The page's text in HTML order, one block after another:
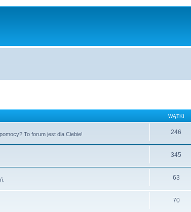
WĄTKI
To forum jest dla Ciebie!
246
345
63
70